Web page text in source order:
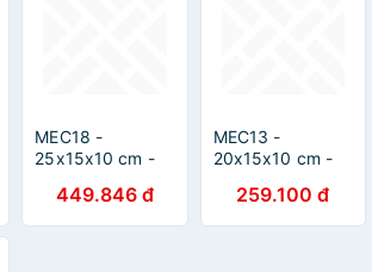
MEC18 -
25x15x10 cm -
thùng hộp carton
trơn siêu tiết
449.846 đ
MEC13 -
20x15x10 cm -
thùng hộp carton
trơn siêu tiết
259.100 đ